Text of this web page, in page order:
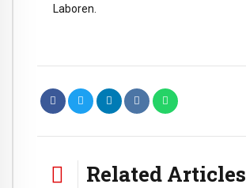
Laboren.
Related Articles